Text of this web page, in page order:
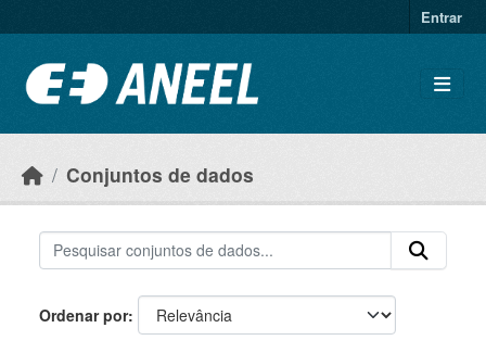
Entrar
Conjuntos de dados
Ordenar por